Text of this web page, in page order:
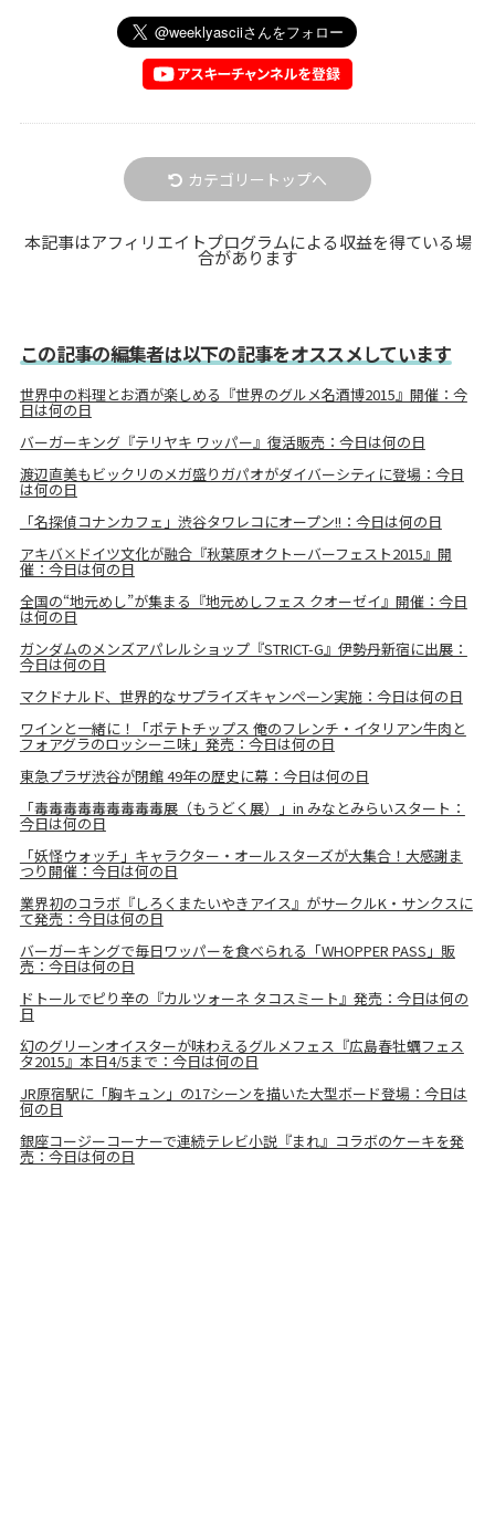
カテゴリートップへ
本記事はアフィリエイトプログラムによる収益を得ている場
合があります
この記事の編集者は以下の記事をオススメしています
世界中の料理とお酒が楽しめる『世界のグルメ名酒博2015』開催：今
日は何の日
バーガーキング『テリヤキ ワッパー』復活販売：今日は何の日
渡辺直美もビックリのメガ盛りガパオがダイバーシティに登場：今日
は何の日
「名探偵コナンカフェ」渋谷タワレコにオープン!!：今日は何の日
アキバ×ドイツ文化が融合『秋葉原オクトーバーフェスト2015』開
催：今日は何の日
全国の“地元めし”が集まる『地元めしフェス クオーゼイ』開催：今日
は何の日
ガンダムのメンズアパレルショップ『STRICT-G』伊勢丹新宿に出展：
今日は何の日
マクドナルド、世界的なサプライズキャンペーン実施：今日は何の日
ワインと一緒に！「ポテトチップス 俺のフレンチ・イタリアン牛肉と
フォアグラのロッシーニ味」発売：今日は何の日
東急プラザ渋谷が閉館 49年の歴史に幕：今日は何の日
「毒毒毒毒毒毒毒毒毒展（もうどく展）」in みなとみらいスタート：
今日は何の日
「妖怪ウォッチ」キャラクター・オールスターズが大集合！大感謝ま
つり開催：今日は何の日
業界初のコラボ『しろくまたいやきアイス』がサークルK・サンクスに
て発売：今日は何の日
バーガーキングで毎日ワッパーを食べられる「WHOPPER PASS」販
売：今日は何の日
ドトールでピり辛の『カルツォーネ タコスミート』発売：今日は何の
日
幻のグリーンオイスターが味わえるグルメフェス『広島春牡蠣フェス
タ2015』本日4/5まで：今日は何の日
JR原宿駅に「胸キュン」の17シーンを描いた大型ボード登場：今日は
何の日
銀座コージーコーナーで連続テレビ小説『まれ』コラボのケーキを発
売：今日は何の日